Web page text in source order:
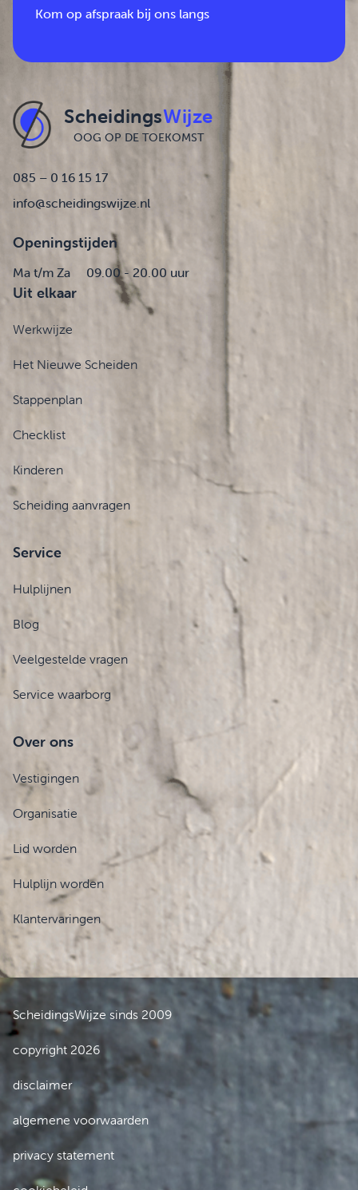
Kom op afspraak bij ons langs
ScheidingsWijze
OOG OP DE TOEKOMST
085 – 0 16 15 17
info@scheidingswijze.nl
Openingstijden
Ma t/m Za 09.00 - 20.00 uur
Uit elkaar
Werkwijze
Het Nieuwe Scheiden
Stappenplan
Checklist
Kinderen
Scheiding aanvragen
Service
Hulplijnen
Blog
Veelgestelde vragen
Service waarborg
Over ons
Vestigingen
Organisatie
Lid worden
Hulplijn worden
Klantervaringen
ScheidingsWijze sinds 2009
copyright 2026
disclaimer
algemene voorwaarden
privacy statement